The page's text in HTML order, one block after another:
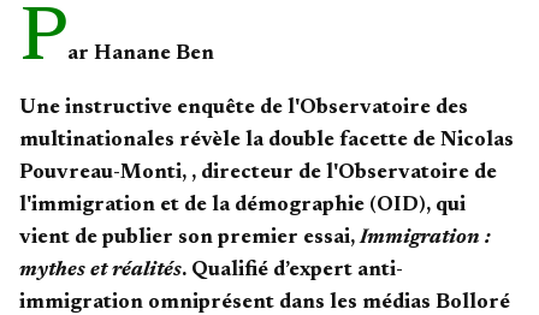
Par Hanane Ben
Une instructive enquête de l'Observatoire des
multinationales révèle la double facette de Nicolas
Pouvreau-Monti, , directeur de l'Observatoire de
l'immigration et de la démographie (OID), qui
vient de publier son premier essai,Immigration :
mythes et réalités. Qualifié d’expert anti-
immigration omniprésent dans les médias Bolloré